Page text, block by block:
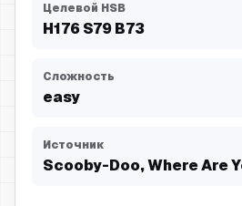
Целевой HSB
H176S79B73
Сложность
easy
Источник
Scooby-Doo, Where Are